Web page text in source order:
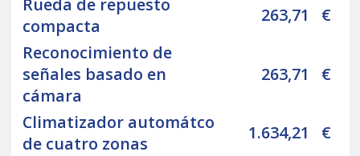
Rueda de repuesto
compacta
263,71
€
Reconocimiento de
señales basado en
cámara
263,71 €
Climatizador automátco
de cuatro zonas
1.634,21
€